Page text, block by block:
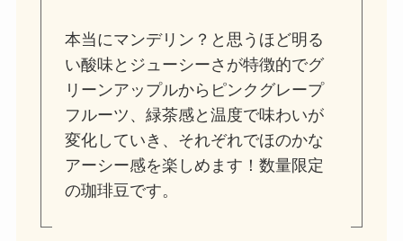
本当にマンデリン？と思うほど明る
い酸味とジューシーさが特徴的でグ
リーンアップルからピンクグレープ
フルーツ、緑茶感と温度で味わいが
変化していき、それぞれでほのかな
アーシー感を楽しめます！数量限定
の珈琲豆です。